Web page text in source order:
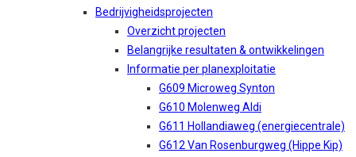
Bedrijvigheidsprojecten
Overzicht projecten
Belangrijke resultaten & ontwikkelingen
Informatie per planexploitatie
G609 Microweg Synton
G610 Molenweg Aldi
G611 Hollandiaweg (energiecentrale)
G612 Van Rosenburgweg (Hippe Kip)